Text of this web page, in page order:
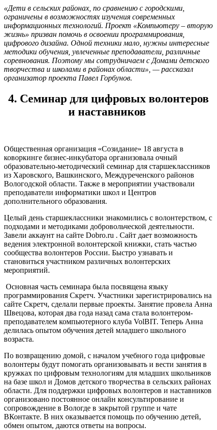
«Дети в сельских районах, по сравнению с городскими,
ограничены в возможностях изучения современных
информационных технологий. Проект «Компьютеру – вторую
жизнь» призван помочь в освоении программирования,
цифрового дизайна. Одной техники мало, нужны интересные
методики обучения, увлеченные преподаватели, различные
соревнования. Поэтому мы сотрудничаем с Домами детского
творчества и школами в районах области», — рассказал
организатор проекта Павел Горбунов.
4. Семинар для цифровых волонтеров
и наставников
Общественная организация «Созидание» 18 августа в
коворкинге бизнес-инкубатора организовала очный
образовательно-методический семинар для старшеклассников
из Харовского, Вашкинского, Междуреченского районов
Вологодской области. Также в мероприятии участвовали
преподаватели информатики школ и Центров
дополнительного образования.
Целый день старшеклассники знакомились с волонтерством, с
подходами и методиками добровольческой деятельности.
Завели аккаунт на сайте Dobro.ru . Сайт дает возможность
ведения электронной волонтерской книжки, стать частью
сообщества волонтеров России. Быстро узнавать и
становиться участником различных волонтерских
мероприятий.
Основная часть семинара была посвящена языку
программирования Скретч. Участники зарегистрировались на
сайте Скретч, сделали первые проекты. Занятие провела Анна
Швецова, которая два года назад сама стала волонтером-
преподавателем компьютерного клуба VolBIT. Теперь Анна
делилась опытом обучения детей младшего школьного
возраста.
По возвращению домой, с началом учебного года цифровые
волонтеры будут помогать организовывать и вести занятия в
кружках по цифровым технологиям для младших школьников
на базе школ и Домов детского творчества в сельских районах
области. Для поддержки цифровых волонтеров и наставников
организовано постоянное онлайн консультирование и
сопровождение в Вологде в закрытой группе и чате
ВКонтакте. В них оказывается помощь по обучению детей,
обмен опытом, даются ответы на вопросы.